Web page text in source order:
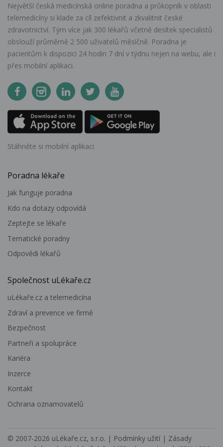
Největší česká medicínská online poradna a průkopník v oblasti
telemedicíny si klade za cíl zefektivnit a zkvalitnit české
zdravotnictví. Tým více jak 300 lékařů včetně desítek specialistů
obslouží průměrně 2 500 uživatelů měsíčně. Poradna je
pacientům k dispozici 24 hodin 7 dní v týdnu nejen na webu, ale i
přes mobilní aplikaci.
Stáhněte si mobilní aplikaci
Poradna lékaře
Jak funguje poradna
Kdo na dotazy odpovídá
Zeptejte se lékaře
Tematické poradny
Odpovědi lékařů
Společnost uLékaře.cz
uLékaře.cz a telemedicína
Zdraví a prevence ve firmě
Bezpečnost
Partneři a spolupráce
Kariéra
Inzerce
Kontakt
Ochrana oznamovatelů
© 2007-2026 uLékaře.cz, s.r.o. | Podmínky užití | Zásady